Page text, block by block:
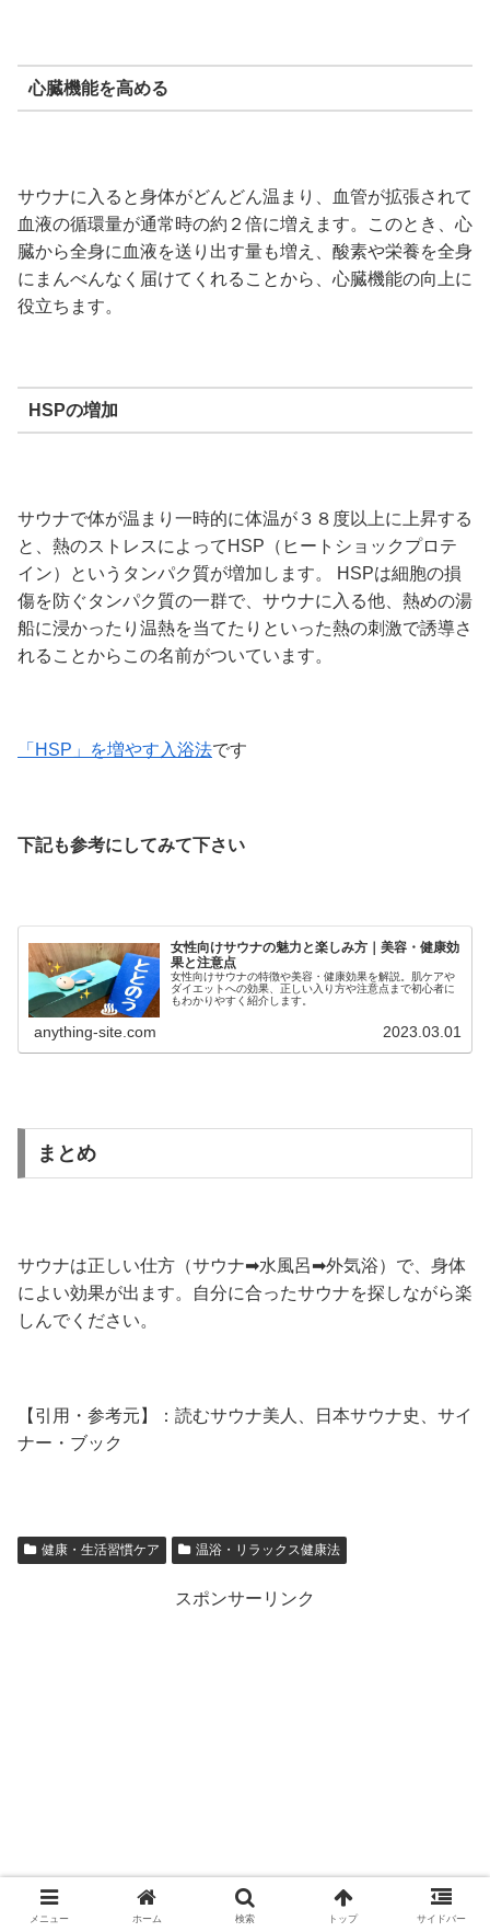
心臓機能を高める
サウナに入ると身体がどんどん温まり、血管が拡張されて
血液の循環量が通常時の約２倍に増えます。このとき、心
臓から全身に血液を送り出す量も増え、酸素や栄養を全身
にまんべんなく届けてくれることから、心臓機能の向上に
役立ちます。
HSPの増加
サウナで体が温まり一時的に体温が３８度以上に上昇する
と、熱のストレスによってHSP（ヒートショックプロテ
イン）というタンパク質が増加します。 HSPは細胞の損
傷を防ぐタンパク質の一群で、サウナに入る他、熱めの湯
船に浸かったり温熱を当てたりといった熱の刺激で誘導さ
れることからこの名前がついています。
「HSP」を増やす入浴法です
下記も参考にしてみて下さい
女性向けサウナの魅力と楽しみ方｜美容・健康効
果と注意点
女性向けサウナの特徴や美容・健康効果を解説。肌ケアや
ダイエットへの効果、正しい入り方や注意点まで初心者に
もわかりやすく紹介します。
anything-site.com 2023.03.01
まとめ
サウナは正しい仕方（サウナ➡水風呂➡外気浴）で、身体
によい効果が出ます。自分に合ったサウナを探しながら楽
しんでください。
【引用・参考元】：読むサウナ美人、日本サウナ史、サイ
ナー・ブック
健康・生活習慣ケア 温浴・リラックス健康法
スポンサーリンク
メニュー ホーム 検索 トップ サイドバー